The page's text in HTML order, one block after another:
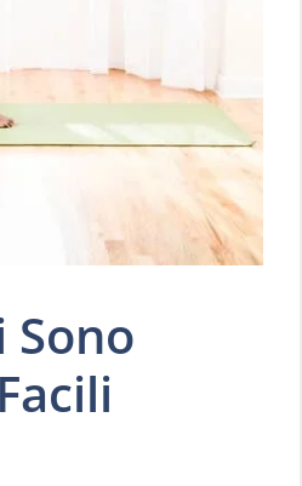
Sono